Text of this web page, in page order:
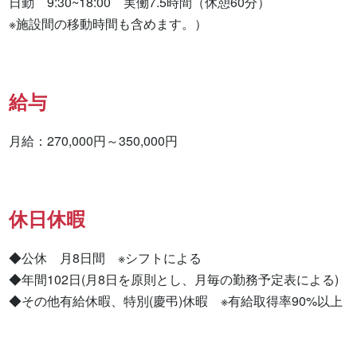
※施設間の移動時間も含めます。）
給与
月給：270,000円～350,000円
休日休暇
◆公休　月8日間　※シフトによる
◆年間102日(月8日を原則とし、月毎の勤務予定表による)
◆その他有給休暇、特別(慶弔)休暇　※有給取得率90%以上